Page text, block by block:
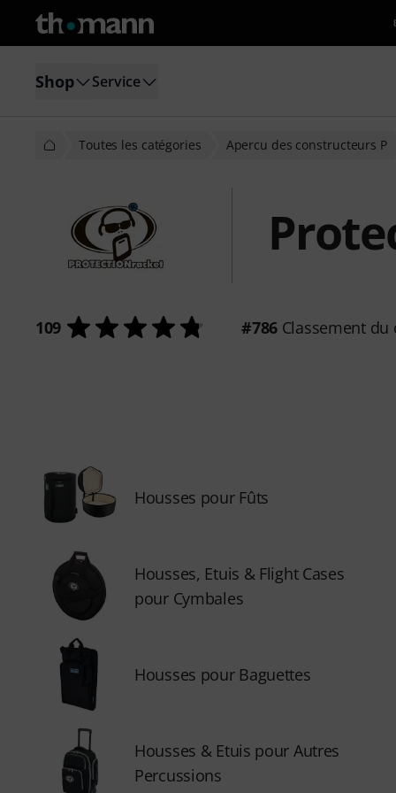
Shop Service
Toutes les catégories Apercu des constructeurs P
109 #786Classement du
Housses pour Fûts
Housses, Etuis & Flight Cases
pour Cymbales
Housses pour Baguettes
Housses & Etuis pour Autres
Percussions